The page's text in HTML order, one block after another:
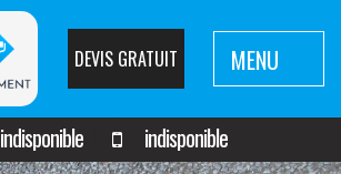
DEVIS GRATUIT MENU
indisponible indisponible